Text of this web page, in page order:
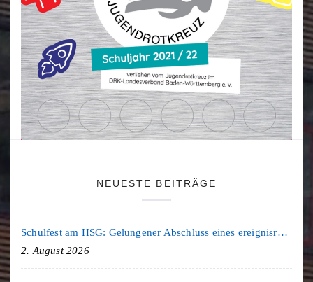
NEUESTE BEITRÄGE
Schulfest am HSG: Gelungener Abschluss eines ereignisreichen Schuljahres
2. August 2026